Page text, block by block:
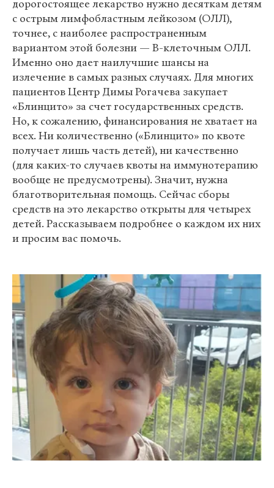
дорогостоящее лекарство нужно десяткам детям
с острым лимфобластным лейкозом (ОЛЛ),
точнее, с наиболее распространенным
вариантом этой болезни — В-клеточным ОЛЛ.
Именно оно дает наилучшие шансы на
излечение в самых разных случаях. Для многих
пациентов Центр Димы Рогачева закупает
«Блинцито» за счет государственных средств.
Но, к сожалению, финансирования не хватает на
всех. Ни количественно («Блинцито» по квоте
получает лишь часть детей), ни качественно
(для каких-то случаев квоты на иммунотерапию
вообще не предусмотрены). Значит, нужна
благотворительная помощь. Сейчас сборы
средств на это лекарство открыты для четырех
детей. Рассказываем подробнее о каждом их них
и просим вас помочь.